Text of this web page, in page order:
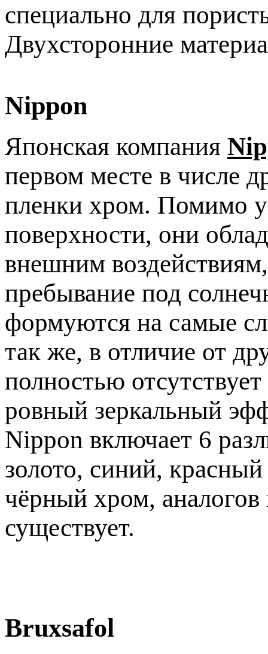
специально для
Двухсторонние
Nippon
Японская компания
первом месте в числе
пленки хром. Помимо
поверхности, они
внешним
пребывание под
формуются на самые
так же, в отличие от
полностью
ровный зеркальный
Nippon включает 6
золото, синий,
чёрный хром,
существует.
Bruxsafol